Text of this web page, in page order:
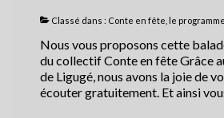
Classé dans : Conte en fête le programme
Nous vous proposons cette
du collectif Conte en fête Grâce
de Ligugé, nous avons la joie de
écouter gratuitement. Et ainsi